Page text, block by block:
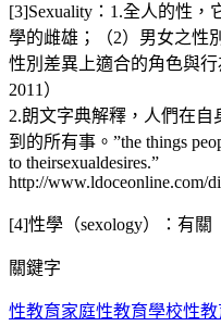
[3]Sexuality：1.全人的性，
學的雌雄；（2）男女之性
性別差異上適合的角色與
2011）
2.朗文字典解釋，人們在
到的所有事。”the things
to theirsexualdesires.”
http://www.ldoceonline.com/
[4]性學（sexology）：有關
關鍵字
性教育家庭性教育學校性教